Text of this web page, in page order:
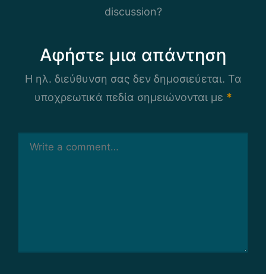
discussion?
Αφήστε μια απάντηση
Η ηλ. διεύθυνση σας δεν δημοσιεύεται. Τα
υποχρεωτικά πεδία σημειώνονται με *